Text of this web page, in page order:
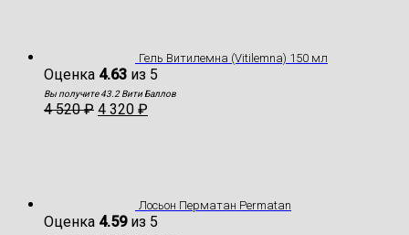
Гель Витилемна (Vitilemna) 150 мл
Оценка 4.63 из 5
Вы получите 43.2 Вити Баллов
4 520₽ 4 320 ₽
Лосьон Перматан Permatan
Оценка 4.59из 5